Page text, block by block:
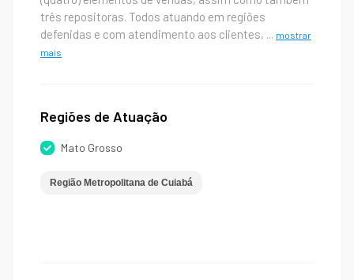
três repositoras. Todos atuando em regiões
defenidas e com atendimento aos clientes, ... mostrar
mais
Regiões de Atuação
Mato Grosso
Região Metropolitana de Cuiabá